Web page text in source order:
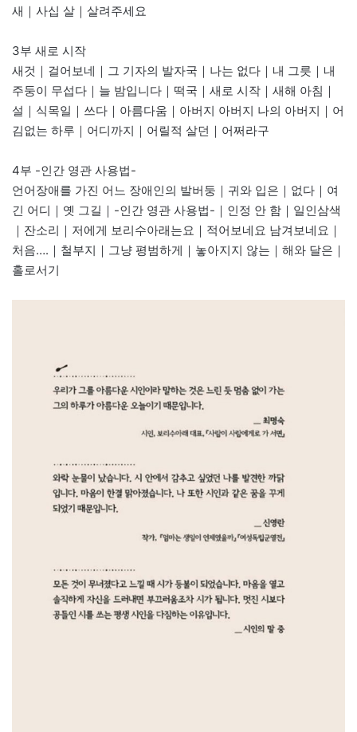
새｜사십 살｜살려주세요
3부 새로 시작
새것｜걸어보네｜그 기자의 발자국｜나는 없다｜내 그릇｜내
주둥이 무섭다｜늘 밤입니다｜떡국｜새로 시작｜새해 아침｜
설｜식목일｜쓰다｜아름다움｜아버지 아버지 나의 아버지｜어
김없는 하루｜어디까지｜어릴적 살던｜어쩌라구
4부 -인간 영관 사용법-
언어장애를 가진 어느 장애인의 발버둥｜귀와 입은｜없다｜여
긴 어디｜옛 그길｜-인간 영관 사용법-｜인정 안 함｜일인삼색
｜잔소리｜저에게 보리수아래는요｜적어보네요 남겨보네요｜
처음….｜철부지｜그냥 평범하게｜놓아지지 않는｜해와 달은｜
홀로서기